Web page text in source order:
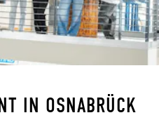
IN OSNABRÜCK